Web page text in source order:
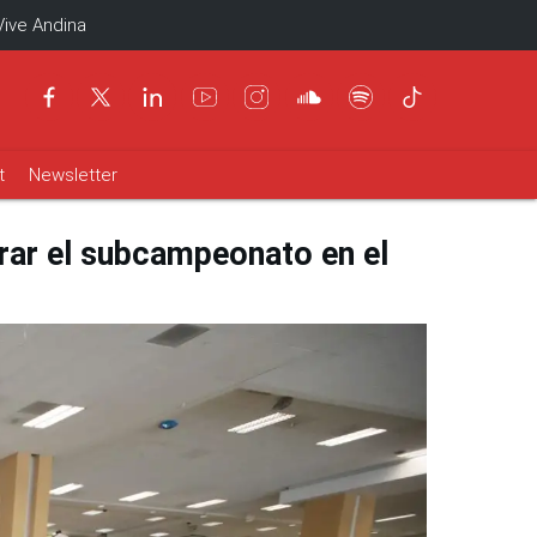
Andina
Newsletter
el subcampeonato en el